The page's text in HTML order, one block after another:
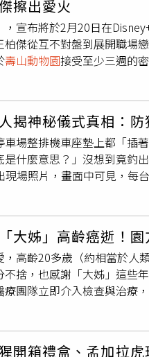
，結果完全沒有，合作空
身就很有甜約翰的曖昧靈
加入與動物、動物園有連
個意象用音樂轉換成一種
擦出愛火
宣布將於2月20日在
傑從互不對盤到展開職場
壽山動物園接受至少三週的
白犀牛的日常中，逐漸理
只是工作，更是一種回到初
角色讓我學會用更溫柔的
與大家分享這段特別
）
揭神秘儀式真相：防
車場整排機車座墊上都「插
什麼意思？」沒想到竟釣
場照片，畫面中可見，每
此陣仗全無頭緒，但男方
許多熟悉壽山地區的在地網
密，猴子就能像走跳格子
箱、猴子會在坐墊上吃東
場。（圖／翻攝Threads／
品全數被翻出丟得滿地狼
猴樹枝。」、「那邊的猴
此外，有人分享類似國外
，「放了之後猴子就不敢靠
大姊」高齡癌逝！園
高齡20多歲（約相當於人
捨，也感謝「大姊」這些
團隊立即介入檢查與治療
病情仍在短時間內急轉直
大姊」高齡癌逝，園方不捨
開箱禮盒、孟加拉虎